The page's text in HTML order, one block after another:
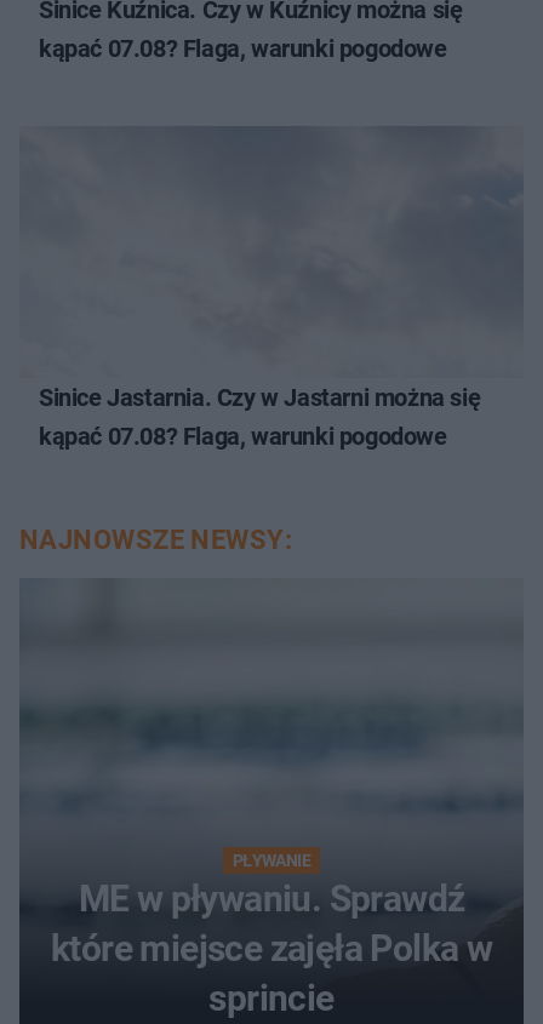
Sinice Kuźnica. Czy w Kuźnicy można się
kąpać 07.08? Flaga, warunki pogodowe
Sinice Jastarnia. Czy w Jastarni można się
kąpać 07.08? Flaga, warunki pogodowe
NAJNOWSZE NEWSY:
PŁYWANIE
ME w pływaniu. Sprawdź
które miejsce zajęła Polka w
sprincie